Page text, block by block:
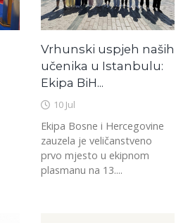
Vrhunski uspjeh naših
učenika u Istanbulu:
Ekipa BiH...
10 Jul
Ekipa Bosne i Hercegovine
zauzela je veličanstveno
prvo mjesto u ekipnom
plasmanu na 13....